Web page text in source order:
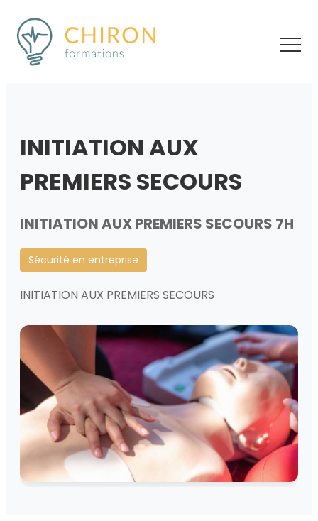
INITIATION AUX
PREMIERS SECOURS
INITIATION AUX PREMIERS SECOURS 7H
Sécurité en entreprise
INITIATION AUX PREMIERS SECOURS